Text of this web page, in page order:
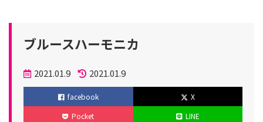
ブルースハーモニカ
投
稿
日
2021.01.9
更
新
2021.01.9
facebook
X
Pocket
LINE